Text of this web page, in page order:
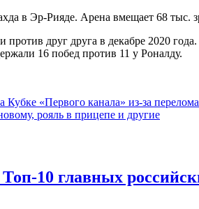
в Эр-Рияде. Арена вмещает 68
против друг друга в декабре 2020
16 побед против 11 у Роналду.
«Первого канала» из-за
рояль в прицепе и другие
10 главных